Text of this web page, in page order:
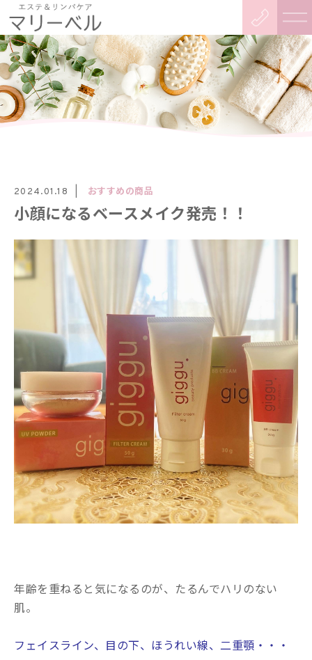
2024.01.18 おすすめの商品
小顔になるベースメイク発売！！
年齢を重ねると気になるのが、たるんでハリのない
肌。
フェイスライン、目の下、ほうれい線、二重顎・・・